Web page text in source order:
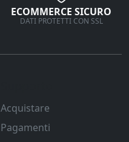
ECOMMERCE SICURO
DATI PROTETTI CON SSL
Acquistare
Pagamenti